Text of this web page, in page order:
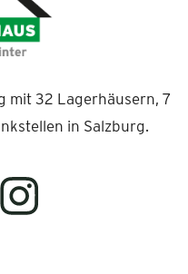
mit 32 Lagerhäusern, 7
in Salzburg.